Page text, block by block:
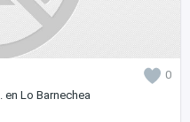
0
en Lo Barnechea